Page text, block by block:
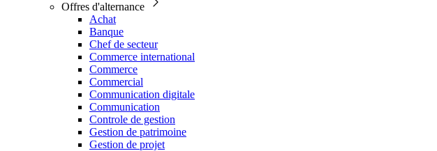
Offres d'alternance
Achat
Banque
Chef de secteur
Commerce international
Commerce
Commercial
Communication digitale
Communication
Controle de gestion
Gestion de patrimoine
Gestion de projet